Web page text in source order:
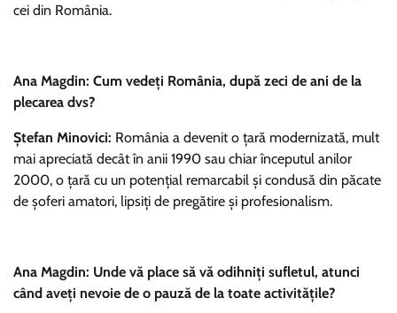
cei din România.
Ana Magdin: Cum vedeți România, după zeci de ani de la
plecarea dvs?
Ștefan Minovici: România a devenit o țară modernizată, mult
mai apreciată decât în anii 1990 sau chiar începutul anilor
2000, o țară cu un potențial remarcabil și condusă din păcate
de șoferi amatori, lipsiți de pregătire și profesionalism.
Ana Magdin: Unde vă place să vă odihniți sufletul, atunci
când aveți nevoie de o pauză de la toate activitățile?